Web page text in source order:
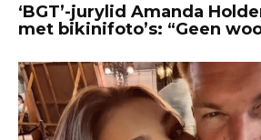
‘BGT’-jurylid Amanda
met bikinifoto’s: “Geen